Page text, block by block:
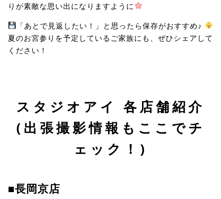
りが素敵な思い出になりますように
「あとで見返したい！」と思ったら保存がおすすめ♪
夏のお宮参りを予定しているご家族にも、ぜひシェアして
ください！
スタジオアイ 各店舗紹介
(出張撮影情報もここでチ
ェック！)
■長岡京店